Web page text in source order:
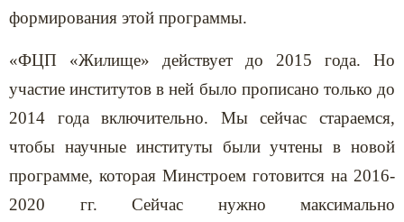
формирования этой программы.
«ФЦП «Жилище» действует до 2015 года. Но
участие институтов в ней было прописано только до
2014 года включительно. Мы сейчас стараемся,
чтобы научные институты были учтены в новой
программе, которая Минстроем готовится на 2016-
2020 гг. Сейчас нужно максимально